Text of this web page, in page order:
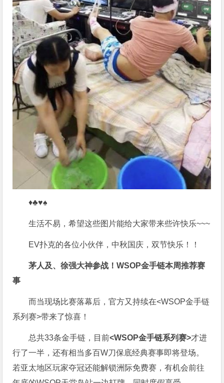
♦♣♥♠
生活不易，希望这些图片能给大家带来些许快乐~~~
EV扑克的各位小伙伴，中秋国庆，双节快乐！！
茅人及、徐强大神参战！WSOP金手链本周推荐赛
事
而当现场比赛落幕后，官方又持续在<WSOP金手链
系列赛>带来了惊喜！
总共33条金手链，目前<WSOP金手链系列赛>才进
行了一半，还有相当多百W刀保底经典赛事即将登场。
若亚太地区玩家夺冠还能解锁洲际免费赛，有机会前往